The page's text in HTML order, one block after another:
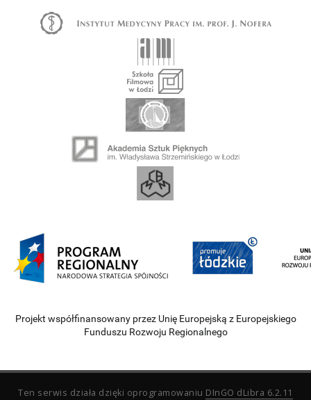
Projekt współfinansowany przez Unię Europejską z Europejskiego
Funduszu Rozwoju Regionalnego
Ten serwis działa dzięki oprogramowaniu DInGO dLibra 6.2.11